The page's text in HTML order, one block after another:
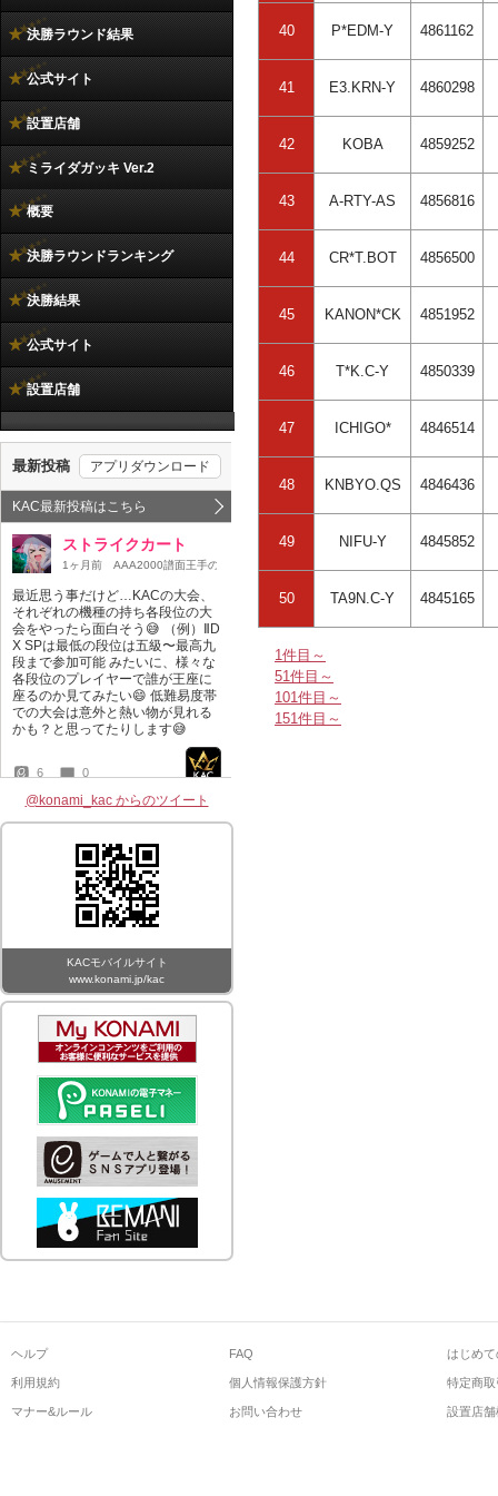
40 P*EDM-Y 4861162
41 E3.KRN-Y 4860298
42 KOBA 4859252
43 A-RTY-AS 4856816
44 CR*T.BOT 4856500
45 KANON*CK 4851952
46 T*K.C-Y 4850339
47 ICHIGO* 4846514
48 KNBYO.QS 4846436
49 NIFU-Y 4845852
50 TA9N.C-Y 4845165
1件目～
51件目～
101件目～
151件目～
決勝ラウンド結果
公式サイト
設置店舗
ミライダガッキ Ver.2
概要
決勝ラウンドランキング
決勝結果
公式サイト
設置店舗
@konami_kac からのツイート
KACモバイルサイト
www.konami.jp/kac
ヘルプ FAQ はじめて
利用規約 個人情報保護方針 特定商
マナー&ルール お問い合わせ 設置店舗